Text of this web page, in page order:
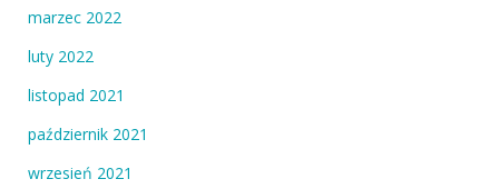
marzec 2022
luty 2022
listopad 2021
październik 2021
wrzesień 2021